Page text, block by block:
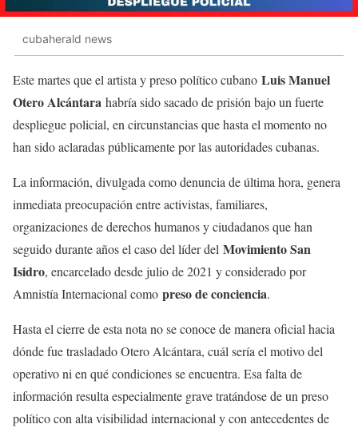
cubaherald news
Este martes que el artista y preso político cubano Luis Manuel
Otero Alcántara habría sido sacado de prisión bajo un fuerte
despliegue policial, en circunstancias que hasta el momento no
han sido aclaradas públicamente por las autoridades cubanas.
La información, divulgada como denuncia de última hora, genera
inmediata preocupación entre activistas, familiares,
organizaciones de derechos humanos y ciudadanos que han
seguido durante años el caso del líder del Movimiento San
Isidro, encarcelado desde julio de 2021 y considerado por
Amnistía Internacional como preso de conciencia.
Hasta el cierre de esta nota no se conoce de manera oficial hacia
dónde fue trasladado Otero Alcántara, cuál sería el motivo del
operativo ni en qué condiciones se encuentra. Esa falta de
información resulta especialmente grave tratándose de un preso
político con alta visibilidad internacional y con antecedentes de